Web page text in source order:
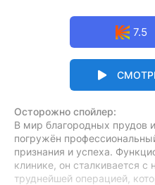
7.5
Осторожно спойлер:
В мир благородных прудов
погружён
признания и успеха.
клинике, он сталкивается
труднейшей операцией,